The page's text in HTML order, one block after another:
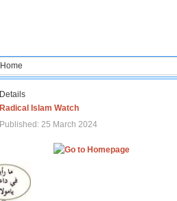
Home
Details
Radical Islam Watch
Published: 25 March 2024